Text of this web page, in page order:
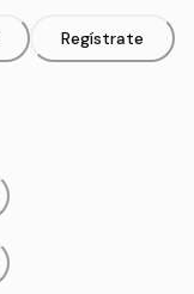
Regístrate